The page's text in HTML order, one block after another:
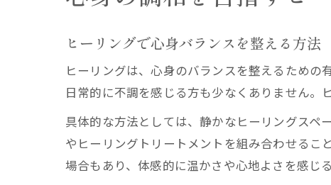
ヒーリングで心身バランスを整える方法
ヒーリングは、心身のバランスを整えるための
日常的に不調を感じる方も少なくありません。
具体的な方法としては、静かなヒーリングスペ
やヒーリングトリートメントを組み合わせるこ
場合もあり、体感的に温かさや心地よさを感じ